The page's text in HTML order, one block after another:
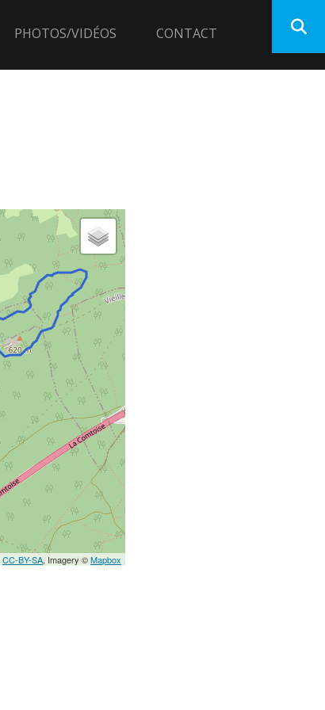
PHOTOS/VIDÉOS CONTACT
CC-BY-SA, Imagery ©Mapbox